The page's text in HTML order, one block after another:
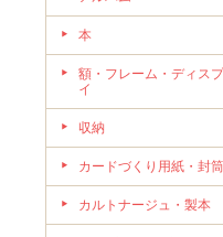
本
額・フレーム・ディス
イ
収納
カードづくり用紙・封筒
カルトナージュ・製本